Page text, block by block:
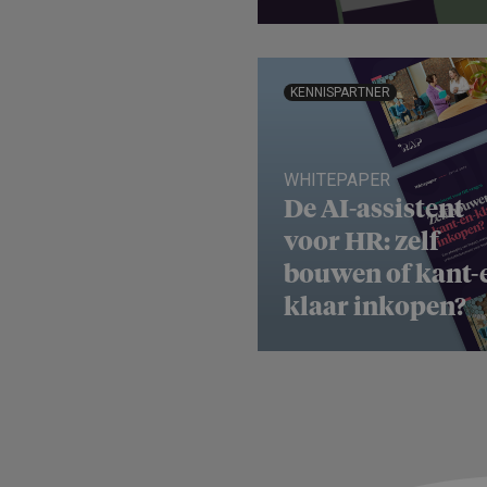
WHITEPAPER
De AI-assistent
voor HR: zelf
bouwen of kant-
klaar inkopen?
KENNISPARTNER